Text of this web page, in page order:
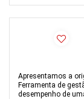
Apresentamos a
Ferramenta de
desempenho de